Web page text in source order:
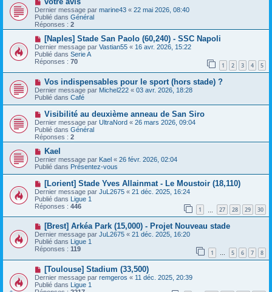
a
g
e
m
e
s
s
a
g
e
o
u
v
e
a
u
m
e
s
s
a
g
e
Dernier message par marine43 « 22 mai 2026, 08:40
Publié dans Général
Réponses : 2
N
o
u
v
e
a
u
m
e
s
g
e
[Naples] Stade San Paolo (60,240) - SSC Napoli
Dernier message par Vastian55 « 16 avr. 2026, 15:22
Publié dans Serie A
Réponses : 70 1 2 3 4 5
N
o
u
v
e
u
m
e
s
a
g
e
Vos indispensables pour le sport (hors stade) ?
Dernier message par Michel222 « 03 avr. 2026, 18:28
Publié dans Café
N
o
u
v
e
a
u
m
e
a
g
e
Visibilité au deuxième anneau de San Siro
Dernier message par UltraNord « 26 mars 2026, 09:04
Publié dans Général
Réponses : 2
N
o
u
v
e
u
m
e
s
s
a
g
e
Kael
Dernier message par Kael « 26 févr. 2026, 02:04
Publié dans Présentez-vous
N
o
u
v
e
a
m
e
s
s
a
e
[Lorient] Stade Yves Allainmat - Le Moustoir (18,110)
Dernier message par JuL2675 « 21 déc. 2025, 16:24
Publié dans Ligue 1
Réponses : 446 1 27 28 29 30
N
o
u
v
e
a
m
e
s
[Brest] Arkéa Park (15,000) - Projet Nouveau stade
Dernier message par JuL2675 « 21 déc. 2025, 16:20
Publié dans
Ligue 1
Réponses : 119 1 … 5 6 7 8
N
o
u
v
[Toulouse] Stadium (33,500)
Dernier message par remgeros « 11 déc. 2025, 20:39
Publié dans Ligue 1